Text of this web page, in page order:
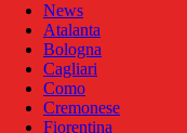
News
Atalanta
Bologna
Cagliari
Como
Cremonese
Fiorentina